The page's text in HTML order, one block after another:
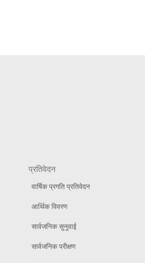
प्रतिवेदन
वार्षिक प्रगति प्रतिवेदन
आर्थिक विवरण
सार्वजनिक सुनुवाई
सार्वजनिक परीक्षण